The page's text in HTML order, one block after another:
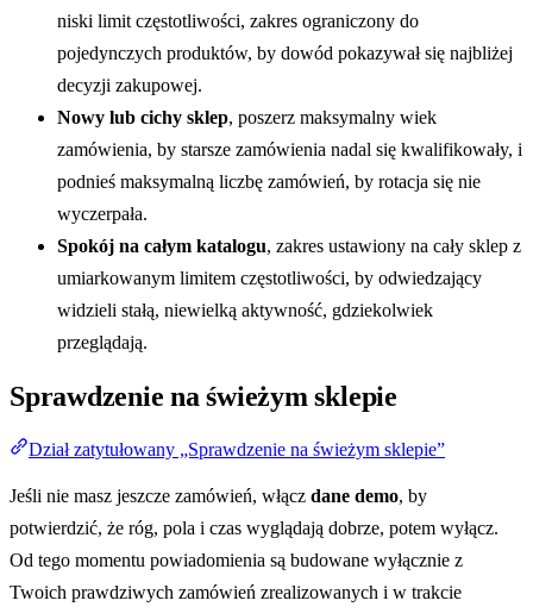
niski limit częstotliwości, zakres ograniczony do
pojedynczych produktów, by dowód pokazywał się najbliżej
decyzji zakupowej.
Nowy lub cichy sklep, poszerz maksymalny wiek
zamówienia, by starsze zamówienia nadal się kwalifikowały, i
podnieś maksymalną liczbę zamówień, by rotacja się nie
wyczerpała.
Spokój na całym katalogu, zakres ustawiony na cały sklep z
umiarkowanym limitem częstotliwości, by odwiedzający
widzieli stałą, niewielką aktywność, gdziekolwiek
przeglądają.
Sprawdzenie na świeżym sklepie
Dział zatytułowany „Sprawdzenie na świeżym sklepie”
Jeśli nie masz jeszcze zamówień, włącz dane demo, by
potwierdzić, że róg, pola i czas wyglądają dobrze, potem wyłącz.
Od tego momentu powiadomienia są budowane wyłącznie z
Twoich prawdziwych zamówień zrealizowanych i w trakcie